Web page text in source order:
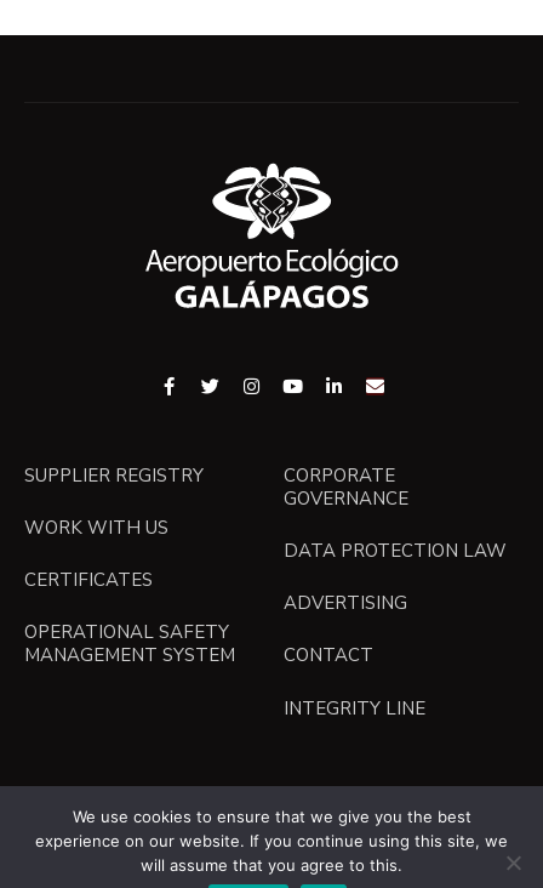
SUPPLIER REGISTRY
WORK WITH US
CERTIFICATES
OPERATIONAL SAFETY
MANAGEMENT SYSTEM
CORPORATE
GOVERNANCE
DATA PROTECTION LAW
ADVERTISING
CONTACT
INTEGRITY LINE
Español
We use cookies to ensure that we give you the best
experience on our website. If you continue using this site, we
will assume that you agree to this.